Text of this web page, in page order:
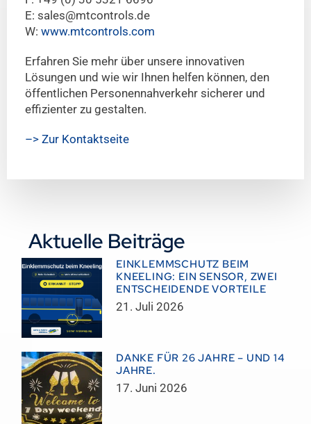
E: sales@mtcontrols.de
W: www.mtcontrols.com
Erfahren Sie mehr über unsere innovativen
Lösungen und wie wir Ihnen helfen können, den
öffentlichen Personennahverkehr sicherer und
effizienter zu gestalten.
–> Zur Kontaktseite
Aktuelle Beiträge
EINKLEMMSCHUTZ BEIM
KNEELING: EIN SENSOR, ZWEI
ENTSCHEIDENDE VORTEILE
21. Juli 2026
DANKE FÜR 26 JAHRE – UND 14
JAHRE.
17. Juni 2026